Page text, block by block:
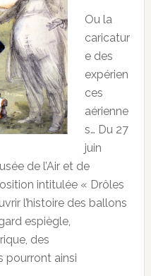
Ou la
caricatur
e des
expérien
ces
aérienne
s… Du 27
juin
de l’Air et de
intitulée « Drôles
l’histoire des ballons
espiègle,
des
pourront ainsi